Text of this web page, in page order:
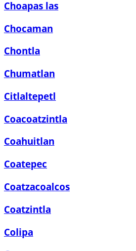
Choapas las
Chocaman
Chontla
Chumatlan
Citlaltepetl
Coacoatzintla
Coahuitlan
Coatepec
Coatzacoalcos
Coatzintla
Colipa